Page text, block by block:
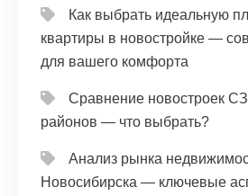
Как выбрать идеальную
квартиры в новостройке —
для вашего комфорта
Сравнение новостроек
районов — что выбрать?
Анализ рынка
Новосибирска — ключевые